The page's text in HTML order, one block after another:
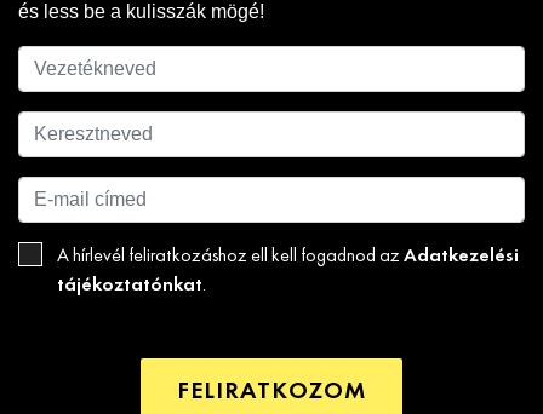
és less be a kulisszák mögé!
A hírlevél feliratkozáshoz ell kell fogadnod az Adatkezelési
tájékoztatónkat.
FELIRATKOZOM